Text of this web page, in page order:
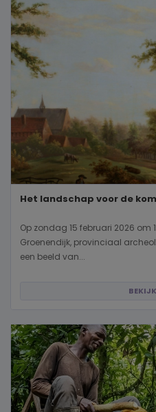
Het landschap voor de
Op zondag 15 februari 2026 om
Groenendijk, provinciaal
een beeld van...